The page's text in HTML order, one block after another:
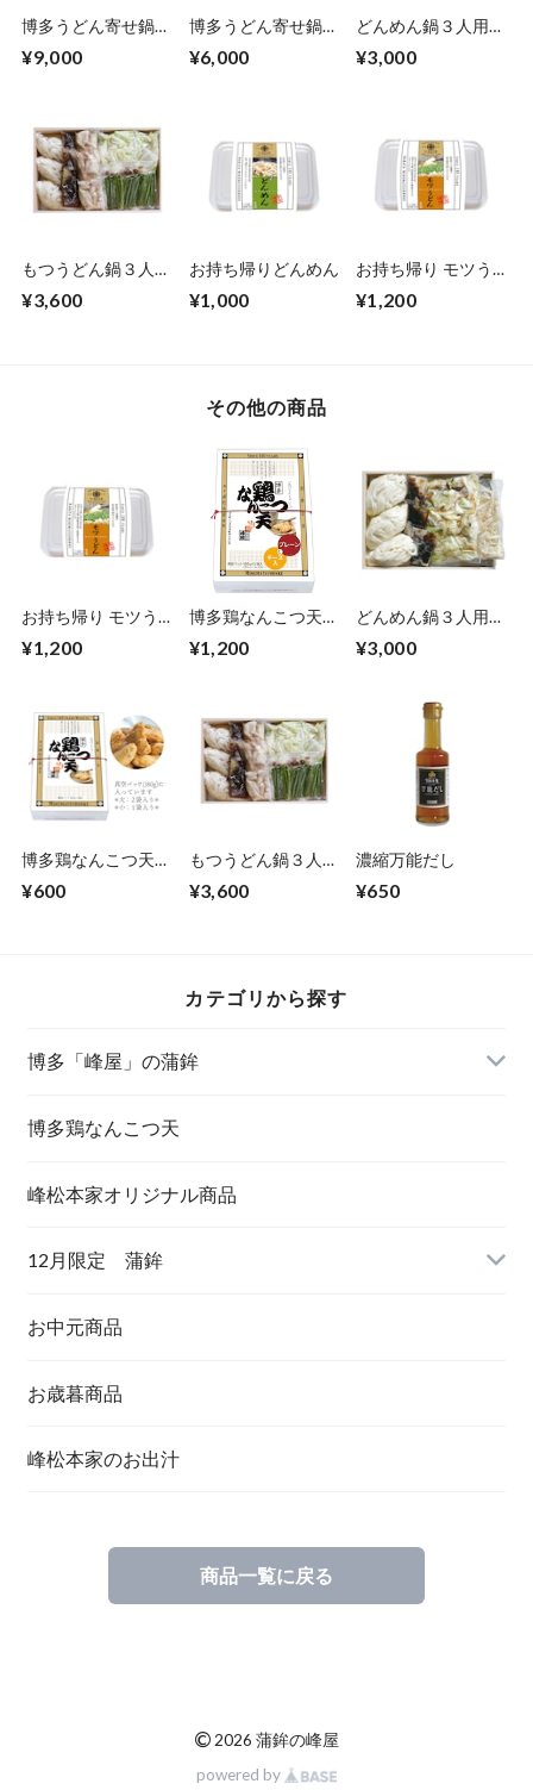
博多うどん寄せ鍋
¥9,000
博多うどん寄せ鍋
¥6,000
どんめん鍋３人用
¥3,000
もつうどん鍋３人用
¥3,600
お持ち帰りどんめん
¥1,000
お持ち帰り モツう
¥1,200
その他の商品
お持ち帰り モツう
¥1,200
博多鶏なんこつ天
¥1,200
どんめん鍋３人用
¥3,000
博多鶏なんこつ天
¥600
もつうどん鍋３人用
¥3,600
濃縮万能だし
¥650
カテゴリから探す
博多「峰屋」の蒲鉾
博多鶏なんこつ天
峰松本家オリジナル商品
12月限定 蒲鉾
お中元商品
お歳暮商品
峰松本家のお出汁
商品一覧に戻る
© 2026 蒲鉾の峰屋
powered by